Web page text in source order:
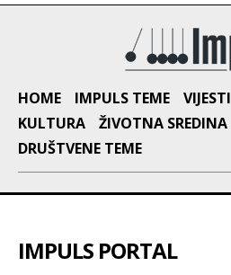
HOME IMPULS TEME VIJESTI
KULTURA
ŽIVOTNA SREDINA
DRUŠTVENE TEME
IMPULS PORTAL